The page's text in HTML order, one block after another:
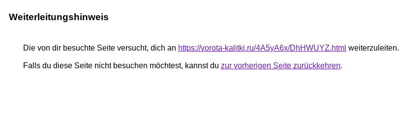
Weiterleitungshinweis
Die von dir besuchte Seite versucht, dich an https://vorota-kalitki.ru/4A5yA6x/DhHWUYZ.html weiterzuleiten.
Falls du diese Seite nicht besuchen möchtest, kannst du zur vorherigen Seite zurückkehren.